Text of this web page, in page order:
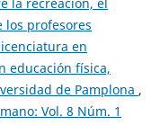
los profesores
en
educación física,
de Pamplona ,
Vol. 8 Núm. 1